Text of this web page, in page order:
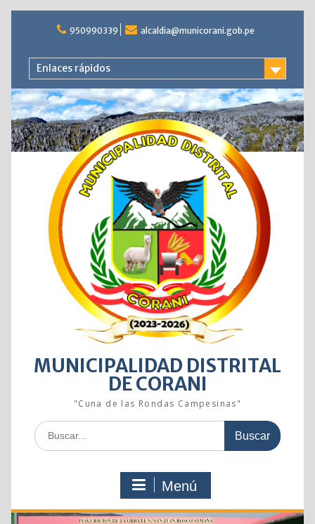
950990339 alcaldia@municorani.gob.pe
Enlaces rápidos
MUNICIPALIDAD DISTRITAL
DE CORANI
"Cuna de las Rondas Campesinas"
Buscar:
Menú